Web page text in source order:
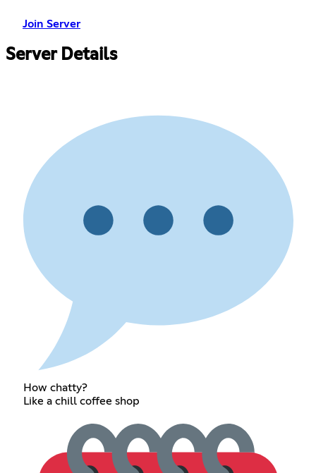
Join Server
Server Details
How chatty?
Like a chill coffee shop